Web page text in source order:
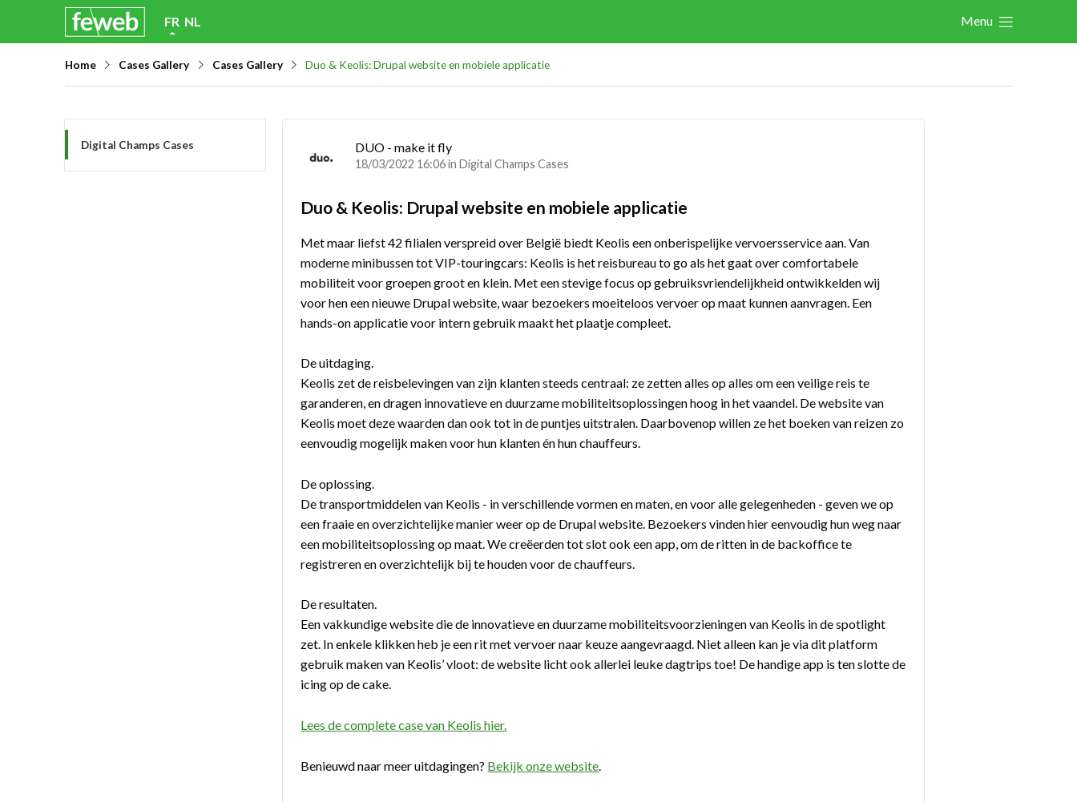
navigation
FR NL Menu
Home Cases Gallery Cases Gallery Duo & Keolis: Drupal website en mobiele applicatie
Digital Champs Cases DUO - make it fly
18/03/2022 16:06 in Digital Champs Cases
Duo & Keolis: Drupal website en mobiele applicatie
Met maar liefst 42 filialen verspreid over België biedt Keolis een onberispelijke vervoersservice aan. Van
moderne minibussen tot VIP-touringcars: Keolis is het reisbureau to go als het gaat over comfortabele
mobiliteit voor groepen groot en klein. Met een stevige focus op gebruiksvriendelijkheid ontwikkelden wij
voor hen een nieuwe Drupal website, waar bezoekers moeiteloos vervoer op maat kunnen aanvragen. Een
hands-on applicatie voor intern gebruik maakt het plaatje compleet.
De uitdaging.
Keolis zet de reisbelevingen van zijn klanten steeds centraal: ze zetten alles op alles om een veilige reis te
garanderen, en dragen innovatieve en duurzame mobiliteitsoplossingen hoog in het vaandel. De website van
Keolis moet deze waarden dan ook tot in de puntjes uitstralen. Daarbovenop willen ze het boeken van reizen zo
eenvoudig mogelijk maken voor hun klanten én hun chauffeurs.
De oplossing.
De transportmiddelen van Keolis - in verschillende vormen en maten, en voor alle gelegenheden - geven we op
een fraaie en overzichtelijke manier weer op de Drupal website. Bezoekers vinden hier eenvoudig hun weg naar
een mobiliteitsoplossing op maat. We creëerden tot slot ook een app, om de ritten in de backoffice te
registreren en overzichtelijk bij te houden voor de chauffeurs.
De resultaten.
Een vakkundige website die de innovatieve en duurzame mobiliteitsvoorzieningen van Keolis in de spotlight
zet. In enkele klikken heb je een rit met vervoer naar keuze aangevraagd. Niet alleen kan je via dit platform
gebruik maken van Keolis’ vloot: de website licht ook allerlei leuke dagtrips toe! De handige app is ten slotte de
icing op de cake.
Lees de complete case van Keolis hier.
Benieuwd naar meer uitdagingen? Bekijk onze website
Become a member